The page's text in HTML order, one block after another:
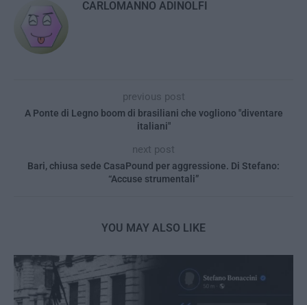
CARLOMANNO ADINOLFI
previous post
A Ponte di Legno boom di brasiliani che vogliono "diventare
italiani"
next post
Bari, chiusa sede CasaPound per aggressione. Di Stefano:
“Accuse strumentali”
YOU MAY ALSO LIKE